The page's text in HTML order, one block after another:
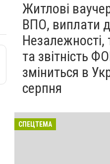
Житлові
ВПО, виплати
Незалежності,
та звітність
зміниться в
серпня
СПЕЦТЕМА